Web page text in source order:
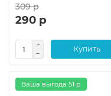
309 р
290 р
Купить
Ваша выгода 51 р